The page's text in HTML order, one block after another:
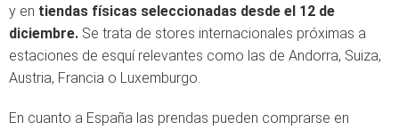
y en tiendas físicas seleccionadas desde el 12 de
diciembre. Se trata de stores internacionales próximas a
estaciones de esquí relevantes como las de Andorra, Suiza,
Austria, Francia o Luxemburgo.
En cuanto a España las prendas pueden comprarse en